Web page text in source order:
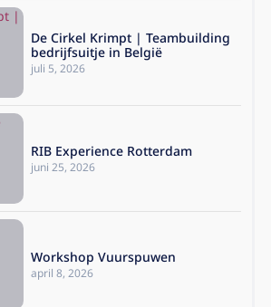
De Cirkel Krimpt | Teambuilding
bedrijfsuitje in België
juli 5, 2026
RIB Experience Rotterdam
juni 25, 2026
Workshop Vuurspuwen
april 8, 2026